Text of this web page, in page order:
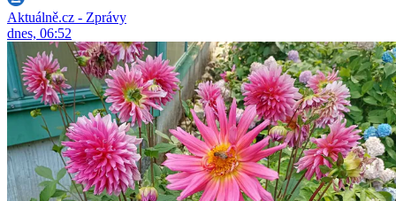
Aktuálně.cz - Zprávy
dnes, 06:52